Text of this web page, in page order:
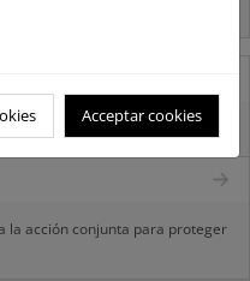
de beneficios
Tablas bate récords históricos
la acción conjunta para proteger
Acceptar cookies